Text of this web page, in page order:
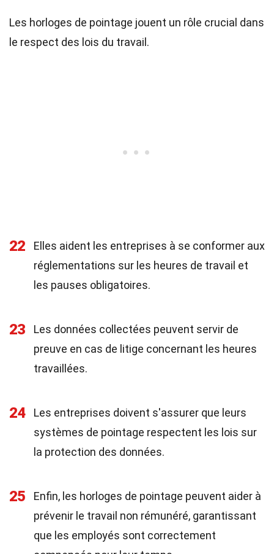
Les horloges de pointage jouent un rôle crucial dans
le respect des lois du travail.
22
Elles aident les entreprises à se conformer aux
réglementations sur les heures de travail et
les pauses obligatoires.
23
Les données collectées peuvent servir de
preuve en cas de litige concernant les heures
travaillées.
24
Les entreprises doivent s'assurer que leurs
systèmes de pointage respectent les lois sur
la protection des données.
25
Enfin, les horloges de pointage peuvent aider à
prévenir le travail non rémunéré, garantissant
que les employés sont correctement